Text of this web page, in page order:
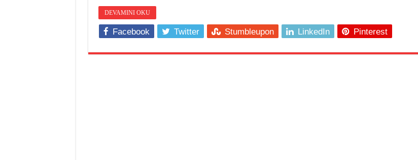
DEVAMINI OKU
Facebook Twitter Stumbleupon LinkedIn Pinterest